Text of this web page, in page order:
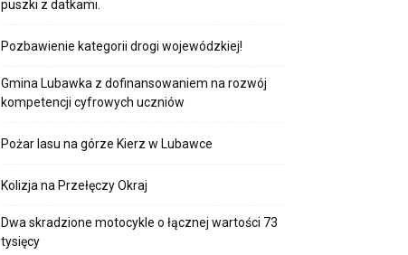
puszki z datkami.
Pozbawienie kategorii drogi wojewódzkiej!
Gmina Lubawka z dofinansowaniem na rozwój
kompetencji cyfrowych uczniów
Pożar lasu na górze Kierz w Lubawce
Kolizja na Przełęczy Okraj
Dwa skradzione motocykle o łącznej wartości 73
tysięcy